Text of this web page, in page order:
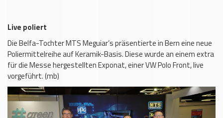
Live poliert
Die Belfa-Tochter MTS Meguiar’s präsentierte in Bern eine neue
Poliermittelreihe auf Keramik-Basis. Diese wurde an einem extra
für die Messe hergestellten Exponat, einer VW Polo Front, live
vorgeführt. (mb)